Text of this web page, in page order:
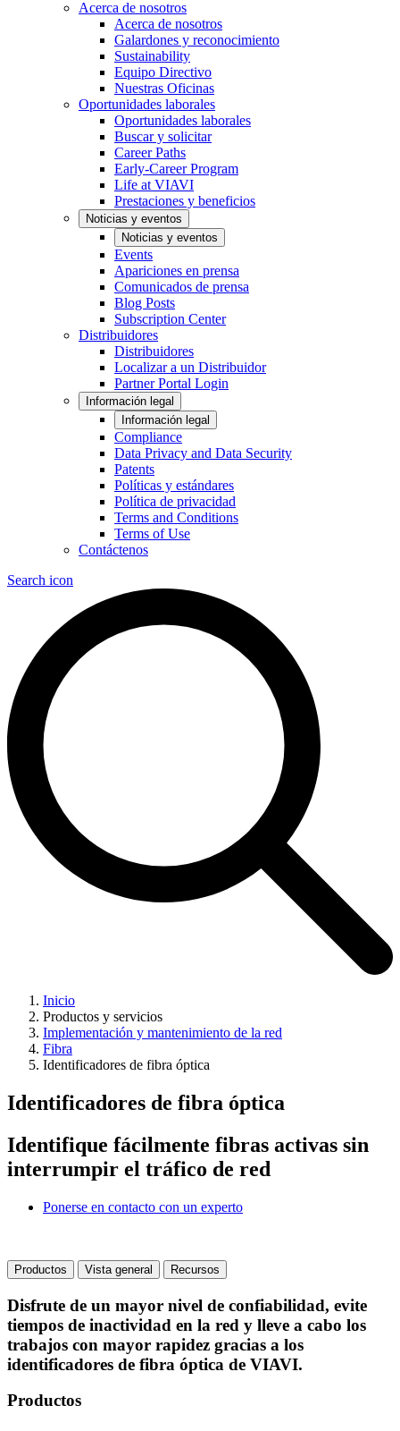
Acerca de nosotros
Acerca de nosotros
Galardones y reconocimiento
Sustainability
Equipo Directivo
Nuestras Oficinas
Oportunidades laborales
Oportunidades laborales
Buscar y solicitar
Career Paths
Early-Career Program
Life at VIAVI
Prestaciones y beneficios
Noticias y eventos
Noticias y eventos
Events
Apariciones en prensa
Comunicados de prensa
Blog Posts
Subscription Center
Distribuidores
Distribuidores
Localizar a un Distribuidor
Partner Portal Login
Información legal
Información legal
Compliance
Data Privacy and Data Security
Patents
Políticas y estándares
Política de privacidad
Terms and Conditions
Terms of Use
Contáctenos
Search icon
Inicio
Productos y servicios
Implementación y mantenimiento de la red
Fibra
Identificadores de fibra óptica
Identificadores de fibra óptica
Identifique fácilmente fibras activas sin
interrumpir el tráfico de red
Ponerse en contacto con un experto
Productos Vista general Recursos
Disfrute de un mayor nivel de confiabilidad, evite
tiempos de inactividad en la red y lleve a cabo los
trabajos con mayor rapidez gracias a los
identificadores de fibra óptica de VIAVI.
Productos